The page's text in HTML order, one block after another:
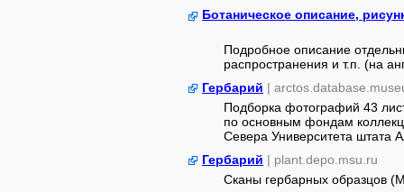
Ботаническое описание,
Подробное описание
распространения и т.п. (на
Гербарий |
Подборка фотографий 43
по основным фондам
Севера Университета штата
Гербарий | plant.depo.msu.ru
Сканы гербарных образцов